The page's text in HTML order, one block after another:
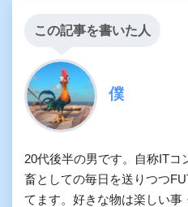
この記事を書いた人
僕
20代後半の男です。自称ITコ
畜としての毎日を送りつつ
てます。好きな物は楽しい